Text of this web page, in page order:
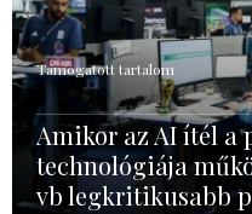
Támogatott tartalom
Amikor az AI ítél a
technológiája
vb legkritikusabb